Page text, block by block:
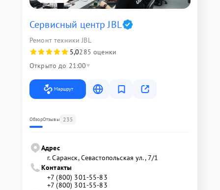
Сервисный центр JBL
Ремонт техники JBL
5,0285 оценки
Открыто до 21:00
Маршрут
ОбзорОтзывы 235
Адрес
г. Саранск, Севастопольская ул., 7/1
Контакты
+7 (800) 301-55-83
+7 (800) 301-55-83